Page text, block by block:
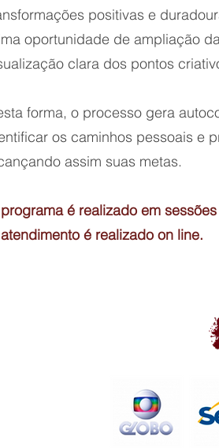
positivas e
oportunidade de ampliação
clara dos pontos
forma, o processo gera
os caminhos pessoais e
assim suas metas.
é realizado em
é realizado on line.